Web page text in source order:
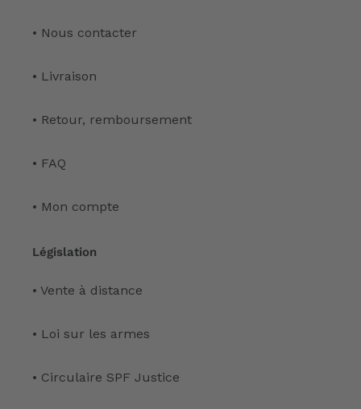
• Nous contacter
• Livraison
• Retour, remboursement
• FAQ
• Mon compte
Législation
• Vente à distance
• Loi sur les armes
• Circulaire SPF Justice